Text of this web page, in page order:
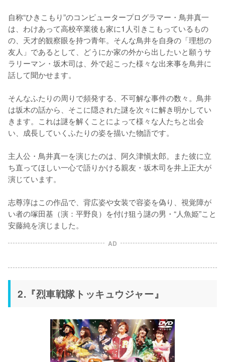
自称“ひきこもり”のコンピュータープログラマー・鳥井真一
は、わけあって高校卒業後も家に1人引きこもっているもの
の、天才的観察眼を持つ青年。そんな鳥井を自身の「理想の
友人」であるとして、どうにか家の外から出したいと願うサ
ラリーマン・坂木司は、外で起こった様々な出来事を鳥井に
話して聞かせます。
そんなふたりの周りで頻発する、不可解な事件の数々。鳥井
は坂木の話から、そこに隠された謎を次々に解き明かしてい
きます。これは謎を解くことによって様々な人たちと出会
い、成長していくふたりの姿を描いた物語です。
主人公・鳥井真一を演じたのは、阿久津愼太郎。また彼に立
ち直ってほしい一心で語りかける親友・坂木司を井上正大が
演じています。
志尊淳はこの作品で、背広姿や女装で容姿を偽り、視覚障が
い者の塚田基（演：平野良）を付け狙う謎の男・“人魚姫”こと
安藤純を演じました。
AD
2.『烈車戦隊トッキュウジャー』